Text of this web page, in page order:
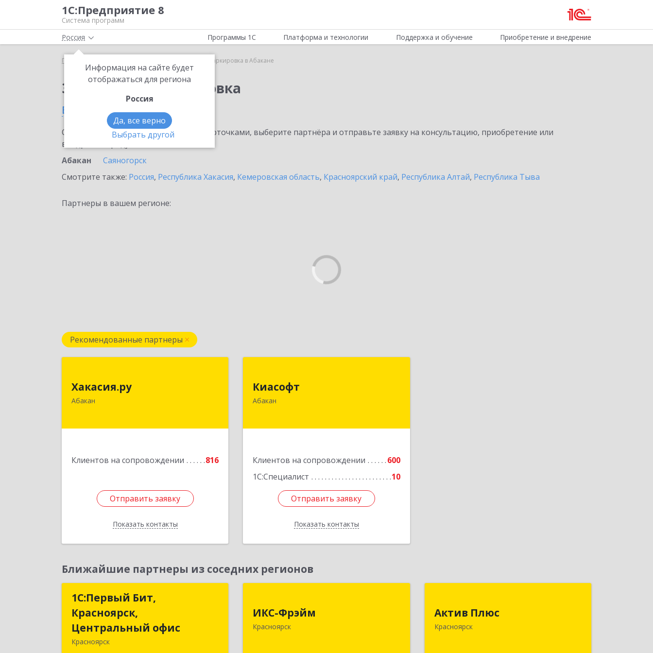
1С:Предприятие 8
Система программ
Россия
Информация на сайте будет
отображаться для региона
Россия
Да, все верно
Выбрать другой
Программы 1С Платформа и технологии Поддержка и обучение Приобретение и внедрение
Главная 1С:Маркировка в Абакане
Заказать 1С:Маркировка
в Абакане
Ознакомьтесь с информационными карточками, выберите партнёра и отправьте заявку на консультацию, приобретение или
внедрение продукта.
Абакан
Саяногорск
Смотрите также: Россия, Республика Хакасия, Кемеровская область, Красноярский край, Республика Алтай, Республика Тыва
Партнеры в вашем регионе:
Рекомендованные партнеры
Хакасия.ру
Абакан
Клиентов на сопровождении 816
Отправить заявку
Показать контакты
655017, Хакасия Респ, Абакан г,
Подробнее
Отправить заявку
Назад
Киасофт
Абакан
Клиентов на сопровождении
600
1С:Специалист
10
Отправить заявку
Показать контакты
655017, Хакасия Респ, Абакан г, Ивана
Подробнее
Отправить заявку
Назад
Ближайшие партнеры из соседних регионов
1С:Первый Бит,
Красноярск,
Центральный офис
Красноярск
1С:Первый Бит,
Центральный офис
ИКС-Фрэйм
Красноярск
Красноярск г, Батурина ул, дом № 32,
Актив Плюс
Красноярск
Красноярск г, Обороны ул, дом № 3,